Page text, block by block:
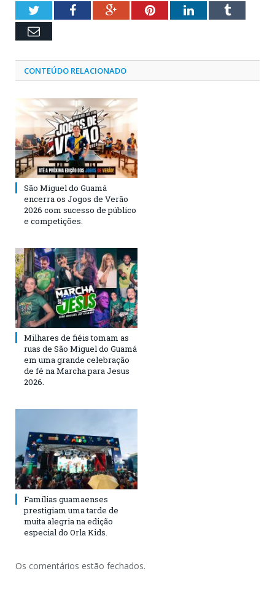
TwitterFacebookGoogle+PinterestLinkedInTumblr
Email
CONTEÚDO RELACIONADO
São Miguel do Guamá
encerra os Jogos de Verão
2026 com sucesso de público
e competições.
Milhares de fiéis tomam as
ruas de São Miguel do Guamá
em uma grande celebração
de fé na Marcha para Jesus
2026.
Famílias guamaenses
prestigiam uma tarde de
muita alegria na edição
especial do Orla Kids.
Os comentários estão fechados.